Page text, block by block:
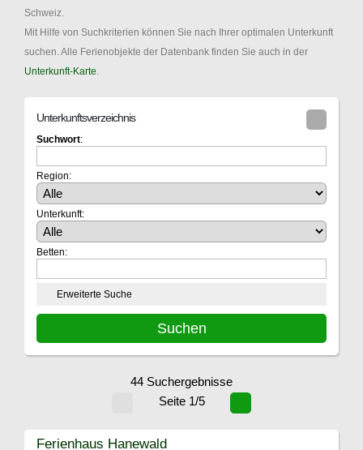
Schweiz.
Mit Hilfe von Suchkriterien können Sie nach Ihrer optimalen Unterkunft
suchen. Alle Ferienobjekte der Datenbank finden Sie auch in der
Unterkunft-Karte
Unterkunftsverzeichnis
Suchwort:
Region:
Unterkunft:
Betten:
Erweiterte Suche
44 Suchergebnisse
Seite 1/5
Ferienhaus Hanewald